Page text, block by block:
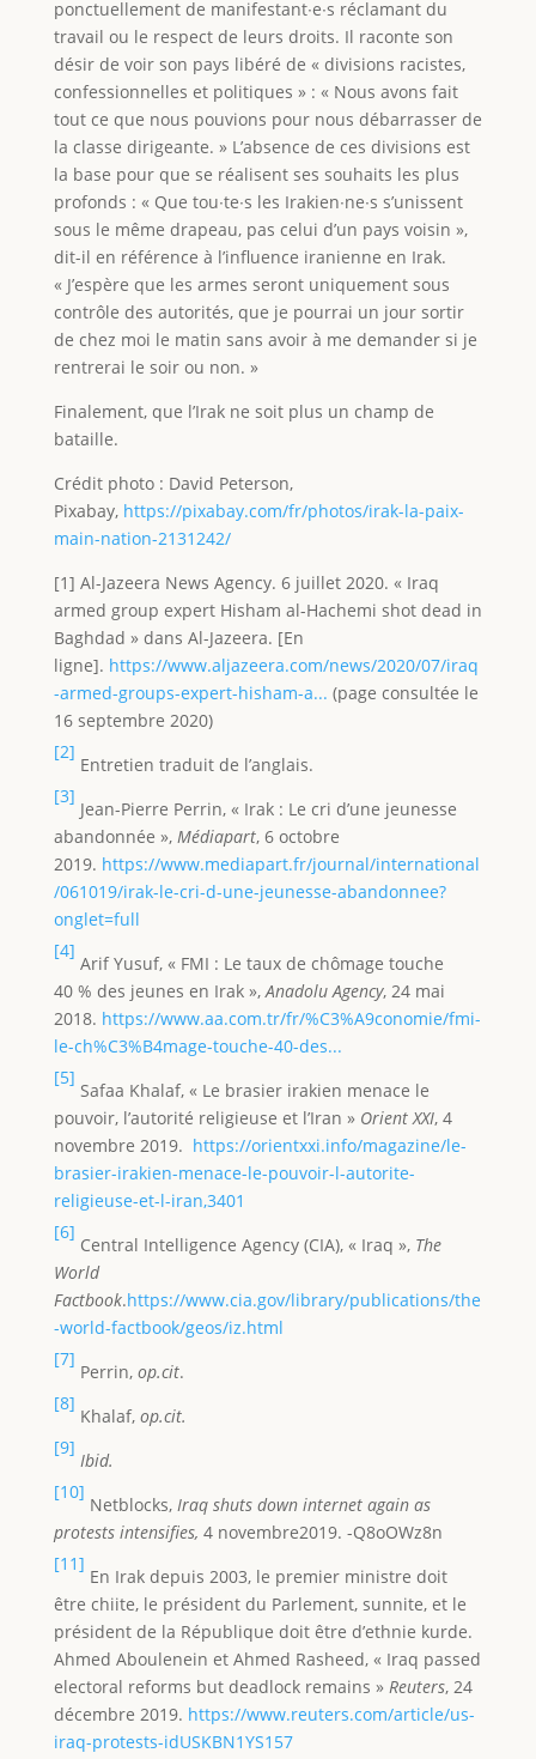
ponctuellement de manifestant∙e∙s réclamant du
travail ou le respect de leurs droits. Il raconte son
désir de voir son pays libéré de « divisions racistes,
confessionnelles et politiques » : « Nous avons fait
tout ce que nous pouvions pour nous débarrasser de
la classe dirigeante. » L’absence de ces divisions est
la base pour que se réalisent ses souhaits les plus
profonds : « Que tou∙te∙s les Irakien∙ne∙s s’unissent
sous le même drapeau, pas celui d’un pays voisin »,
dit-il en référence à l’influence iranienne en Irak.
« J’espère que les armes seront uniquement sous
contrôle des autorités, que je pourrai un jour sortir
de chez moi le matin sans avoir à me demander si je
rentrerai le soir ou non. »
Finalement, que l’Irak ne soit plus un champ de
bataille.
Crédit photo : David Peterson,
Pixabay, https://pixabay.com/fr/photos/irak-la-paix-
main-nation-2131242/
[1] Al-Jazeera News Agency. 6 juillet 2020. « Iraq
armed group expert Hisham al-Hachemi shot dead in
Baghdad » dans Al-Jazeera. [En
ligne]. https://www.aljazeera.com/news/2020/07/iraq
-armed-groups-expert-hisham-a... (page consultée le
16 septembre 2020)
[2]
Entretien traduit de l’anglais.
[3]
Jean-Pierre Perrin, « Irak : Le cri d’une jeunesse
abandonnée », Médiapart, 6 octobre
2019. https://www.mediapart.fr/journal/international
/061019/irak-le-cri-d-une-jeunesse-abandonnee?
onglet=full
[4]
Arif Yusuf, « FMI : Le taux de chômage touche
40 % des jeunes en Irak »,Anadolu Agency, 24 mai
2018. https://www.aa.com.tr/fr/%C3%A9conomie/fmi-
le-ch%C3%B4mage-touche-40-des...
[5]
Safaa Khalaf, « Le brasier irakien menace le
pouvoir, l’autorité religieuse et l’Iran » Orient XXI, 4
novembre 2019. https://orientxxi.info/magazine/le-
brasier-irakien-menace-le-pouvoir-l-autorite-
religieuse-et-l-iran,3401
[6]
Central Intelligence Agency (CIA), « Iraq », The
World
Factbook.https://www.cia.gov/library/publications/the
-world-factbook/geos/iz.html
[7]
Perrin, op.cit.
[8]
Khalaf, op.cit.
[9]
Ibid.
[10]
Netblocks, Iraq shuts down internet again as
protests intensifies, 4 novembre2019. -Q8oOWz8n
[11]
En Irak depuis 2003, le premier ministre doit
être chiite, le président du Parlement, sunnite, et le
président de la République doit être d’ethnie kurde.
Ahmed Aboulenein et Ahmed Rasheed, « Iraq passed
electoral reforms but deadlock remains » Reuters, 24
décembre 2019. https://www.reuters.com/article/us-
iraq-protests-idUSKBN1YS157